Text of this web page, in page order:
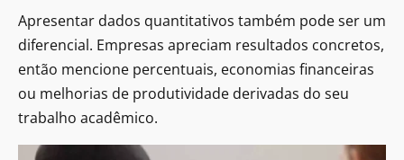
Apresentar dados quantitativos também pode ser um
diferencial. Empresas apreciam resultados concretos,
então mencione percentuais, economias financeiras
ou melhorias de produtividade derivadas do seu
trabalho acadêmico.